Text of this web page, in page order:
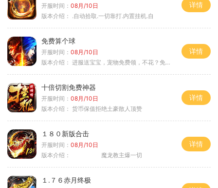
开服时间： 08月/10日
版本介绍： .自动拾取.一切靠打.内置挂机.自
详情
免费算个球
开服时间： 08月/10日
版本介绍： 进服送宝宝，宠物免费领，不花？免费通关！
详情
十倍切割免费神器
开服时间： 08月/10日
版本介绍： 货币保值拒绝土豪散人顶赞
详情
１８０新版合击
开服时间： 08月/10日
版本介绍：
魔龙教主爆一切
详情
１.７６赤月终极